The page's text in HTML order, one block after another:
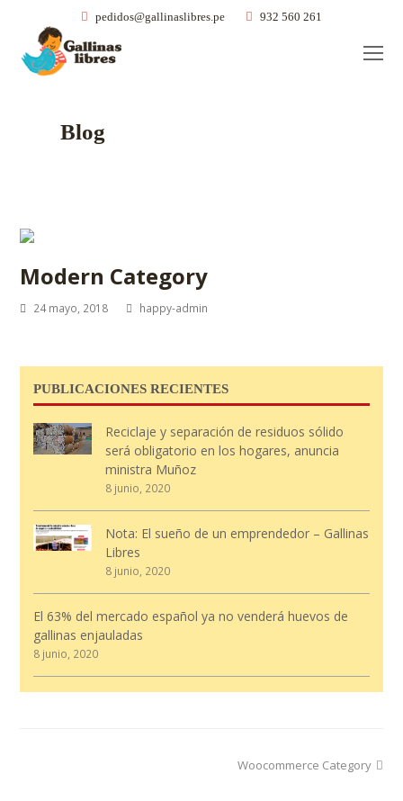
pedidos@gallinaslibres.pe 932 560 261
Blog
Modern Category
24 mayo, 2018 happy-admin
PUBLICACIONES RECIENTES
Reciclaje y separación de residuos sólido
será obligatorio en los hogares, anuncia
ministra Muñoz
8 junio, 2020
Nota: El sueño de un emprendedor – Gallinas
Libres
8 junio, 2020
El 63% del mercado español ya no venderá huevos de
gallinas enjauladas
8 junio, 2020
next
Woocommerce Category